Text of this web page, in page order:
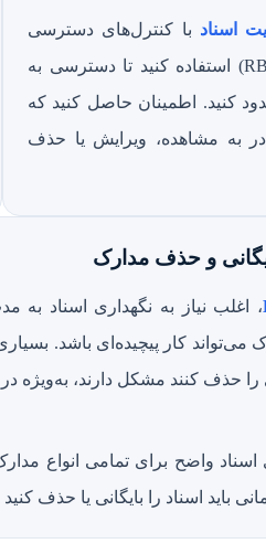
اسناد با کنترل‌های دسترسی
مبتنی بر نقش (RBAC) استفاده کنید تا دسترسی به
کنید. اطمینان حاصل کنید که
به مشاهده، ویرایش یا حذف
، اغلب نیاز به نگهداری اسناد
می‌تواند کار پیچیده‌ای باشد.
را حذف کنند مشکل دارند، به‌ویژه
واضح برای تمامی انواع
باید اسناد را بایگانی یا حذف